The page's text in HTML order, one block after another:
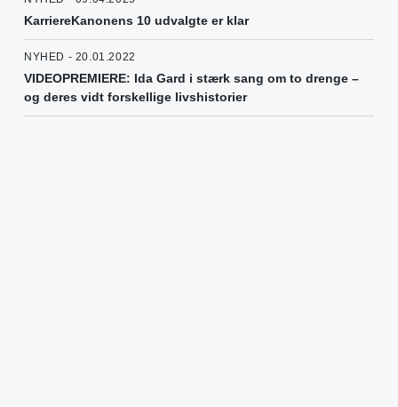
KarriereKanonens 10 udvalgte er klar
NYHED - 20.01.2022
VIDEOPREMIERE: Ida Gard i stærk sang om to drenge –
og deres vidt forskellige livshistorier